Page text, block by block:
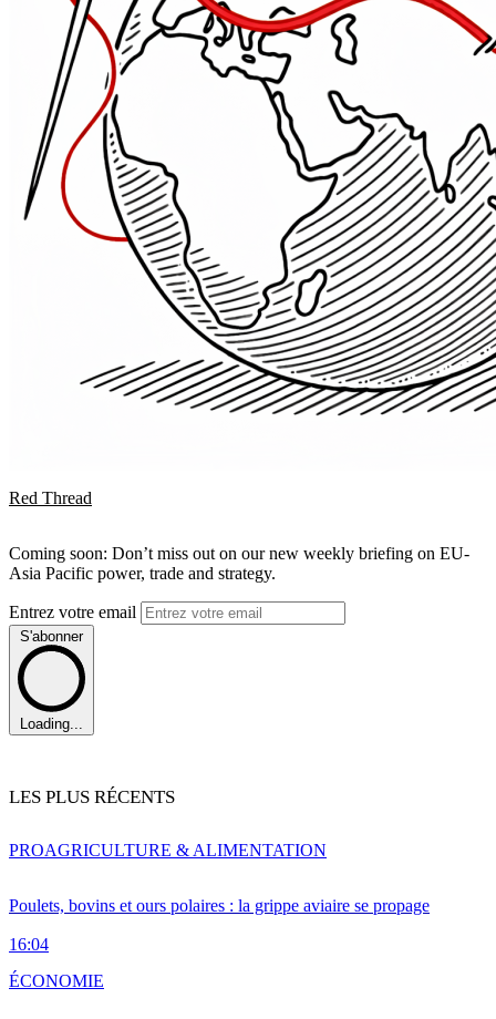
Red Thread
Coming soon: Don’t miss out on our new weekly briefing on EU-
Asia Pacific power, trade and strategy.
Entrez votre email
S'abonner
Loading...
LES PLUS RÉCENTS
Poulets, bovins et ours polaires : la grippe aviaire se propage
16:04
PROAGRICULTURE & ALIMENTATION
ÉCONOMIE